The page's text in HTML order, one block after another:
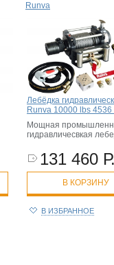
Runva
Лебёдка
Runva 10000 lbs 4536
Мощная
гидравличесвкая
131 460 Р.
В КОРЗИНУ
В ИЗБРАННОЕ